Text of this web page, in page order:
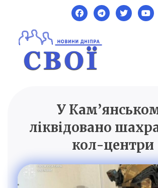
content
SVOI.DP.UA
Новини Дніпра
У
ліквідовано
кол-центри